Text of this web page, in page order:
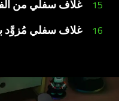
15 غلاف سفلي من
16 غلاف سفلي مُزوَّد